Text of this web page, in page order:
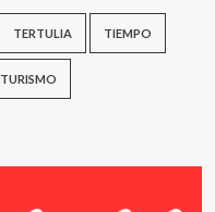
TERTULIA TIEMPO
TURISMO